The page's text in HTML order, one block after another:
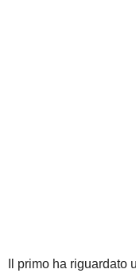
Il primo ha